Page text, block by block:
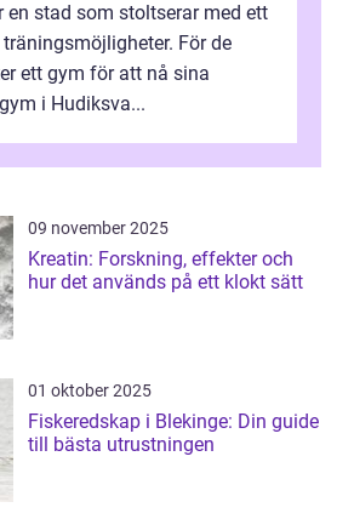
en stad som stoltserar med ett
För de
ett gym för att nå sina
i Hudiksva...
09 november 2025
Kreatin: Forskning, effekter och
hur det används på ett klokt sätt
01 oktober 2025
Fiskeredskap i Blekinge: Din guide
till bästa utrustningen